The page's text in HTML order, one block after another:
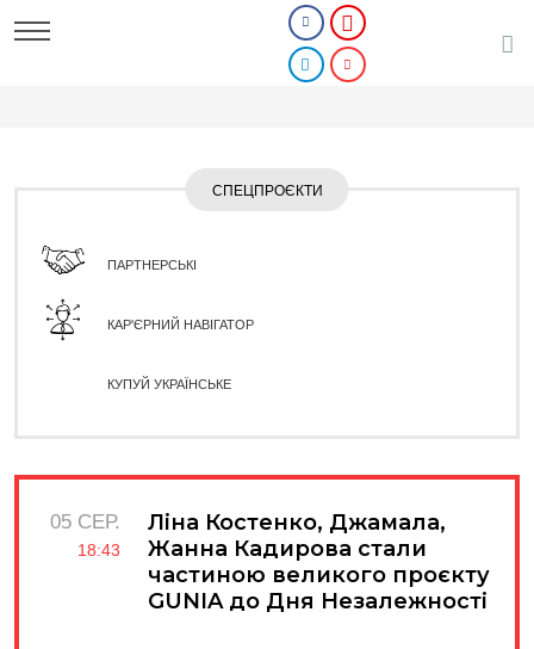
СПЕЦПРОЄКТИ
ПАРТНЕРСЬКІ
КАР'ЄРНИЙ НАВІГАТОР
КУПУЙ УКРАЇНСЬКЕ
05 СЕР.
18:43
Ліна Костенко, Джамала,
Жанна Кадирова стали
частиною великого проєкту
GUNIA до Дня Незалежності